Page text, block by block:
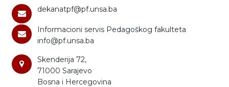
dekanatpf@pf.unsa.ba
Informacioni servis Pedagoškog fakulteta
info@pf.unsa.ba
Skenderija 72,
71000 Sarajevo
Bosna i Hercegovina